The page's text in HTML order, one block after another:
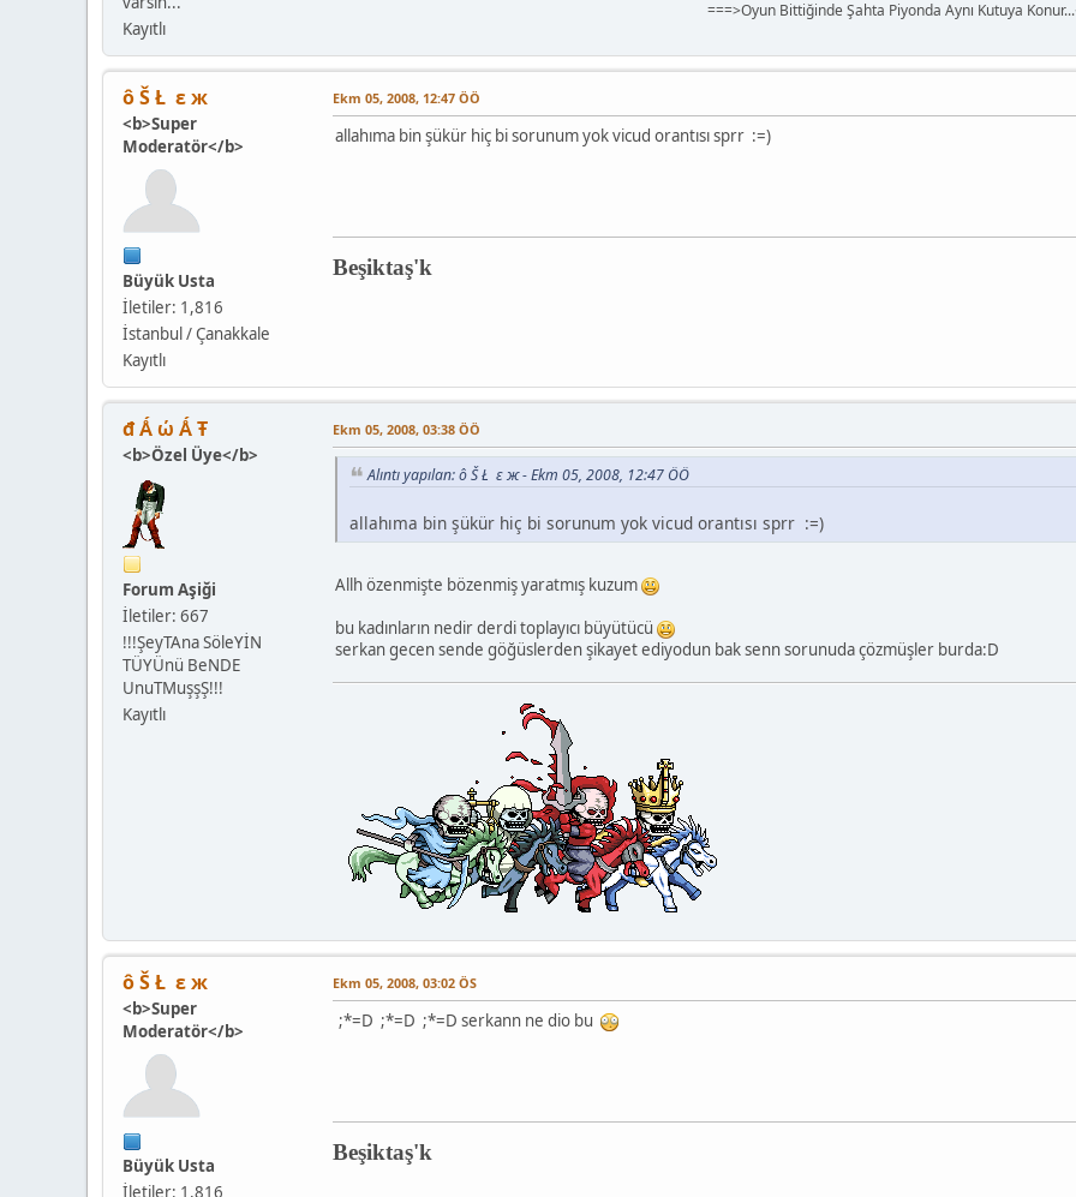
Kayıtlı
===>Oyun Bittiğinde Şahta Piyonda Aynı Kutuya
ô Š Ł ε ж
<b>Super
Moderatör</b>
Büyük Usta
İletiler: 1,816
İstanbul / Çanakkale
Kayıtlı
Ekm 05, 2008, 12:47 ÖÖ
allahıma bin şükür hiç bi sorunum yok vicud orantısı sprr :=)
Beşiktaş'k
đ Ǻ ώ Ǻ Ŧ
<b>Özel Üye</b>
Forum Aşiği
İletiler: 667
!!!ŞeyTAna SöleYİN
TÜYÜnü BeNDE
UnuTMuşşŞ!!!
Kayıtlı
Ekm 05, 2008, 03:38 ÖÖ
Alıntı yapılan: ô Š Ł ε ж - Ekm 05, 2008, 12:47 ÖÖ
allahıma bin şükür hiç bi sorunum yok vicud orantısı sprr :=)
Allh özenmişte bözenmiş yaratmış kuzum
bu kadınların nedir derdi toplayıcı büyütücü
serkan gecen sende göğüslerden şikayet ediyodun bak senn sorunuda çözmüşler burda:D
ô Š Ł ε ж
<b>Super
Moderatör</b>
Büyük Usta
İletiler: 1,816
Ekm 05, 2008, 03:02 ÖS
;*=D ;*=D ;*=D serkann ne dio bu
Beşiktaş'k